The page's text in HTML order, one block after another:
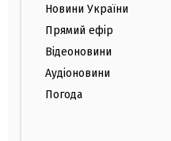
Новини України
Прямий ефір
Відеоновини
Аудіоновини
Погода